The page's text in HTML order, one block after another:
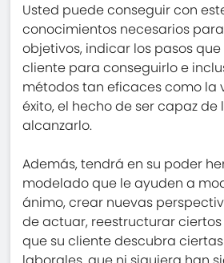
Usted puede conseguir con
conocimientos necesarios
objetivos, indicar los pasos
cliente para conseguirlo e
métodos tan eficaces como la
éxito, el hecho de ser capaz de
alcanzarlo.
Además, tendrá en su poder
modelado que le ayuden a
ánimo, crear nuevas
de actuar, reestructurar
que su cliente descubra